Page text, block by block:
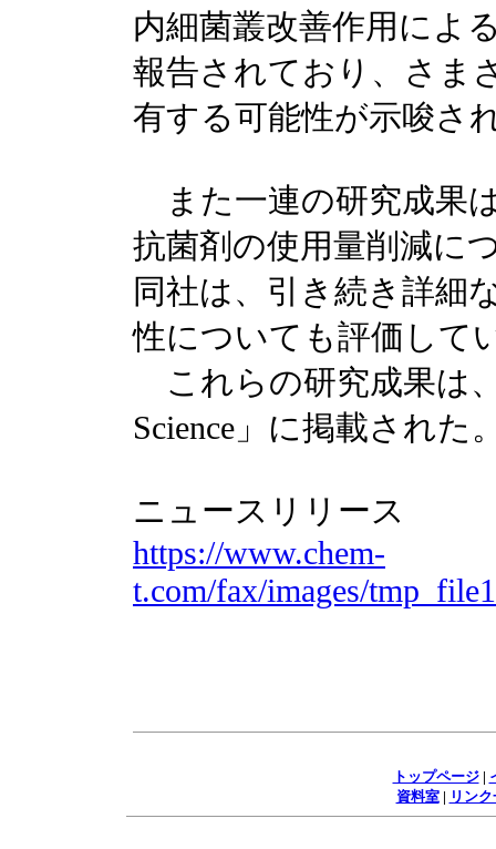
内細菌叢改善作用によ
報告されており、さま
有する可能性が示唆さ
また一連の研究成果
抗菌剤の使用量削減に
同社は、引き続き詳細
性についても評価して
これらの研究成果は、
Science」に掲載された
ニュースリリース
https://www.chem-
t.com/fax/images/
トップページ|
資料室| リン